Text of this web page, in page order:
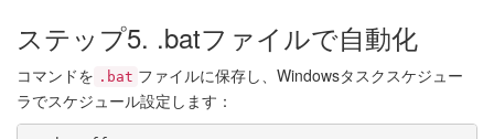
ステップ5. .batファイルで自動化
コマンドを .bat ファイルに保存し、Windowsタスクスケジュー
ラでスケジュール設定します：